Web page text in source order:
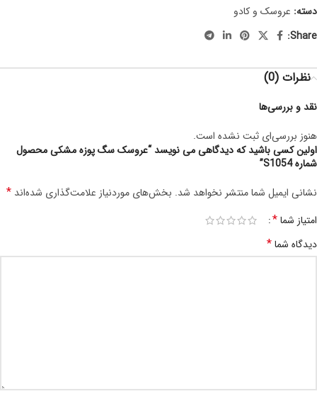
دسته: عروسک و کادو
Share:
نظرات (0)
نقد و بررسی‌ها
هنوز بررسی‌ای ثبت نشده است.
اولین کسی باشید که دیدگاهی می نویسد “عروسک سگ پوزه مشکی محصول
شماره S1054”
نشانی ایمیل شما منتشر نخواهد شد. بخش‌های موردنیاز علامت‌گذاری شده‌اند *
امتیاز شما*
دیدگاه شما*